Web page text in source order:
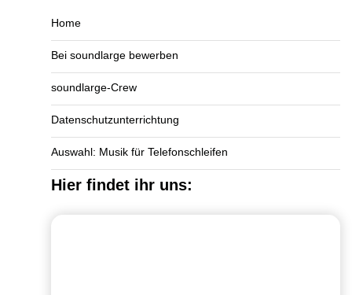
Home
Bei soundlarge bewerben
soundlarge-Crew
Datenschutzunterrichtung
Auswahl: Musik für Telefonschleifen
Hier findet ihr uns: